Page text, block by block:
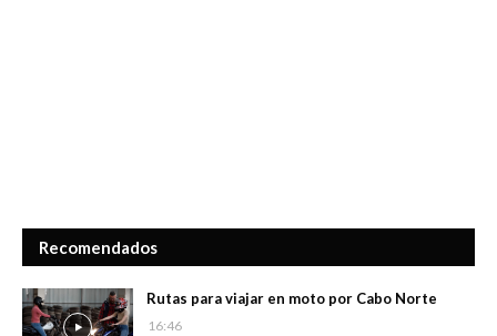
Recomendados
Rutas para viajar en moto por Cabo Norte
16:46